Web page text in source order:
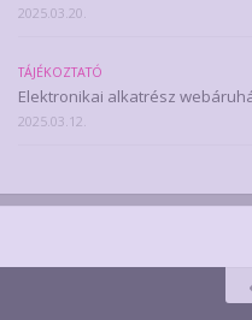
2025.03.20.
TÁJÉKOZTATÓ
Elektronikai alkatrész
2025.03.12.